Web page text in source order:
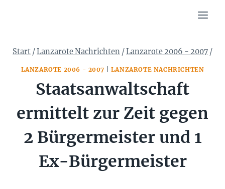
Start /Lanzarote Nachrichten /Lanzarote 2006 - 2007 /
LANZAROTE 2006 - 2007 LANZAROTE NACHRICHTEN
Staatsanwaltschaft
ermittelt zur Zeit gegen
2 Bürgermeister und 1
Ex-Bürgermeister